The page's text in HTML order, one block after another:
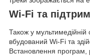
Wi-Fi та
Також у
вбудований Wi-Fi та
Встановлення програм,